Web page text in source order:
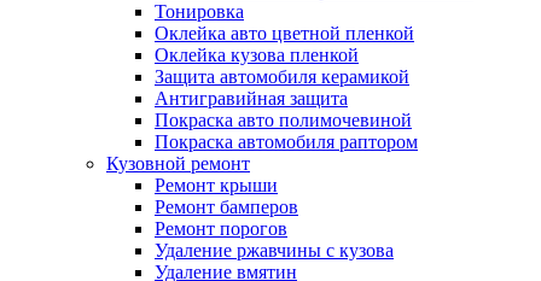
Тонировка
Оклейка авто цветной пленкой
Оклейка кузова пленкой
Защита автомобиля керамикой
Антигравийная защита
Покраска авто полимочевиной
Покраска автомобиля раптором
Кузовной ремонт
Ремонт крыши
Ремонт бамперов
Ремонт порогов
Удаление ржавчины с кузова
Удаление вмятин